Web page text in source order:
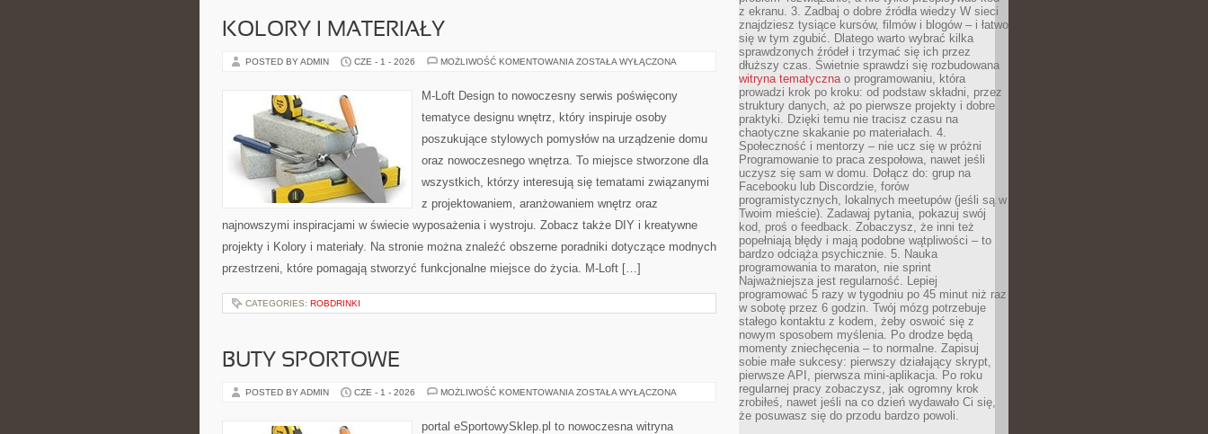
KOLORY I MATERIAŁY
POSTED BY ADMIN CZE - 1 - 2026 MOŻLIWOŚĆ KOMENTOWANIA KOLORY
ZOSTAŁA WYŁĄCZONA
M-Loft Design to nowoczesny serwis poświęcony
tematyce designu wnętrz, który inspiruje osoby
poszukujące stylowych pomysłów na urządzenie domu
oraz nowoczesnego wnętrza. To miejsce stworzone dla
wszystkich, którzy interesują się tematami związanymi
z projektowaniem, aranżowaniem wnętrz oraz
najnowszymi inspiracjami w świecie wyposażenia i wystroju. Zobacz także DIY i kreatywne
projekty i Kolory i materiały. Na stronie można znaleźć obszerne poradniki dotyczące modnych
przestrzeni, które pomagają stworzyć funkcjonalne miejsce do życia. M-Loft […]
CATEGORIES: ROBDRINKI
BUTY SPORTOWE
POSTED BY ADMIN CZE - 1 - 2026 MOŻLIWOŚĆ KOMENTOWANIA BUTY
ZOSTAŁA WYŁĄCZONA
portal eSportowySklep.pl to nowoczesna witryna
z ekranu. 3. Zadbaj o dobre źródła wiedzy W sieci
znajdziesz tysiące kursów, filmów i blogów – i łatwo
się w tym zgubić. Dlatego warto wybrać kilka
sprawdzonych źródeł i trzymać się ich przez
dłuższy czas. Świetnie sprawdzi się rozbudowana
witryna tematycznao programowaniu, która
prowadzi krok po kroku: od podstaw składni, przez
struktury danych, aż po pierwsze projekty i dobre
praktyki. Dzięki temu nie tracisz czasu na
chaotyczne skakanie po materiałach. 4.
Społeczność i mentorzy – nie ucz się w próżni
Programowanie to praca zespołowa, nawet jeśli
uczysz się sam w domu. Dołącz do: grup na
Facebooku lub Discordzie, forów
programistycznych, lokalnych meetupów (jeśli są w
Twoim mieście). Zadawaj pytania, pokazuj swój
kod, proś o feedback. Zobaczysz, że inni też
popełniają błędy i mają podobne wątpliwości – to
bardzo odciąża psychicznie. 5. Nauka
programowania to maraton, nie sprint
Najważniejsza jest regularność. Lepiej
programować 5 razy w tygodniu po 45 minut niż raz
w sobotę przez 6 godzin. Twój mózg potrzebuje
stałego kontaktu z kodem, żeby oswoić się z
nowym sposobem myślenia. Po drodze będą
momenty zniechęcenia – to normalne. Zapisuj
sobie małe sukcesy: pierwszy działający skrypt,
pierwsze API, pierwsza mini-aplikacja. Po roku
regularnej pracy zobaczysz, jak ogromny krok
zrobiłeś, nawet jeśli na co dzień wydawało Ci się,
że posuwasz się do przodu bardzo powoli.